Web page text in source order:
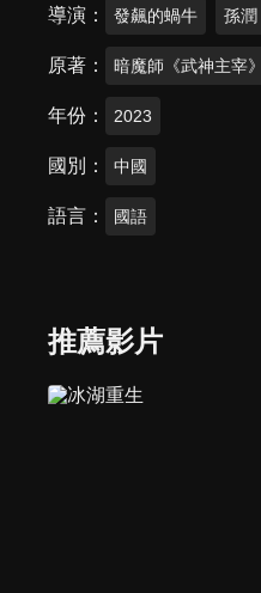
導演 發飆的蝸牛 孫潤
原著 暗魔師《武神主宰》
年份 2023
國別 中國
語言 國語
推薦影片